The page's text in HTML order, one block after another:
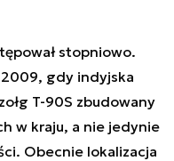
stopniowo.
gdy indyjska
T-90S zbudowany
w kraju, a nie jedynie
Obecnie lokalizacja